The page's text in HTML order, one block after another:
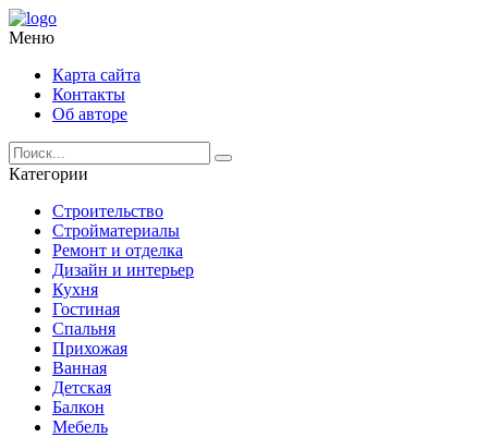
Меню
Карта сайта
Контакты
Об авторе
Категории
Строительство
Стройматериалы
Ремонт и отделка
Дизайн и интерьер
Кухня
Гостиная
Спальня
Прихожая
Ванная
Детская
Балкон
Мебель